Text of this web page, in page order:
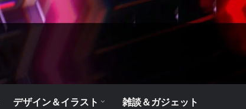
デザイン＆イラスト 雑談＆ガジェット